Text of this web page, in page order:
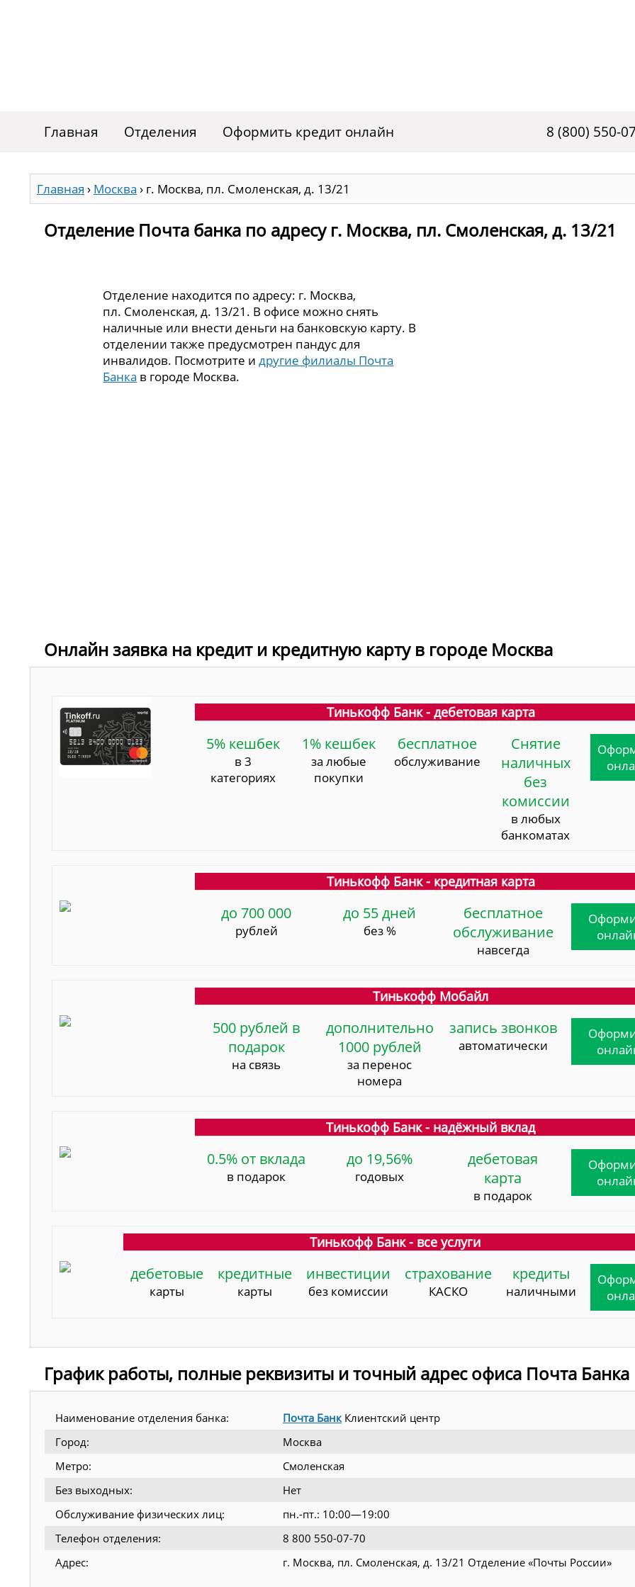
Главная Отделения Оформить кредит онлайн 8 (800) 550-
Главная › Москва › г. Москва, пл. Смоленская, д. 13/21
Отделение Почта банка по адресу г. Москва, пл. Смоленская, д. 13/21
Отделение находится по адресу: г. Москва,
пл. Смоленская, д. 13/21. В офисе можно снять
наличные или внести деньги на банковскую карту. В
отделении также предусмотрен пандус для
инвалидов. Посмотрите идругие филиалы Почта
Банка в городе Москва.
Онлайн заявка на кредит и кредитную карту в городе Москва
Тинькофф Банк - дебетовая карта
5% кешбек
в 3
категориях
1% кешбек
за любые
покупки
бесплатное
обслуживание
Снятие
наличных
без
комиссии
в любых
банкоматах
Тинькофф Банк - кредитная карта
до 700 000
рублей
до 55 дней
без %
бесплатное
обслуживание
навсегда
Тинькофф Мобайл
500 рублей в
подарок
на связь
дополнительно
1000 рублей
за перенос
номера
запись звонков
автоматически
Тинькофф Банк - надёжный вклад
0.5% от вклада
в подарок
до 19,56%
годовых
дебетовая
карта
в подарок
Тинькофф Банк - все услуги
дебетовые
карты
кредитные
карты
инвестиции
без комиссии
страхование
КАСКО
кредиты
наличными
График работы, полные реквизиты и точный адрес офиса Почта Банка
Наименование отделения банка: Почта Банк Клиентский центр
Город:
Москва
Метро:
Смоленская
Без выходных:
Нет
Обслуживание физических лиц:
пн.-пт.: 10:00—19:00
Телефон отделения:
8 800 550-07-70
Адрес:
г. Москва, пл. Смоленская, д. 13/21 Отделение «Почты России»